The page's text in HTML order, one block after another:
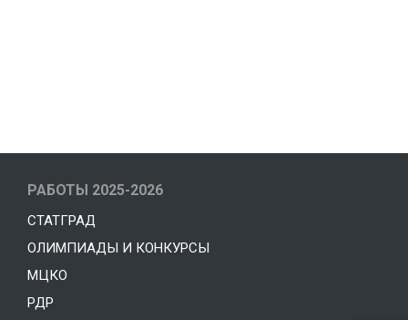
РАБОТЫ 2025-2026
СТАТГРАД
ОЛИМПИАДЫ И КОНКУРСЫ
МЦКО
РДР